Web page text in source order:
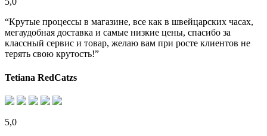
“Крутые процессы в магазине, все как в швейцарских часах,
мегаудобная доставка и самые низкие цены, спасибо за
классный сервис и товар, желаю вам при росте клиентов не
терять свою крутость!”
Tetiana RedCatzs
5,0